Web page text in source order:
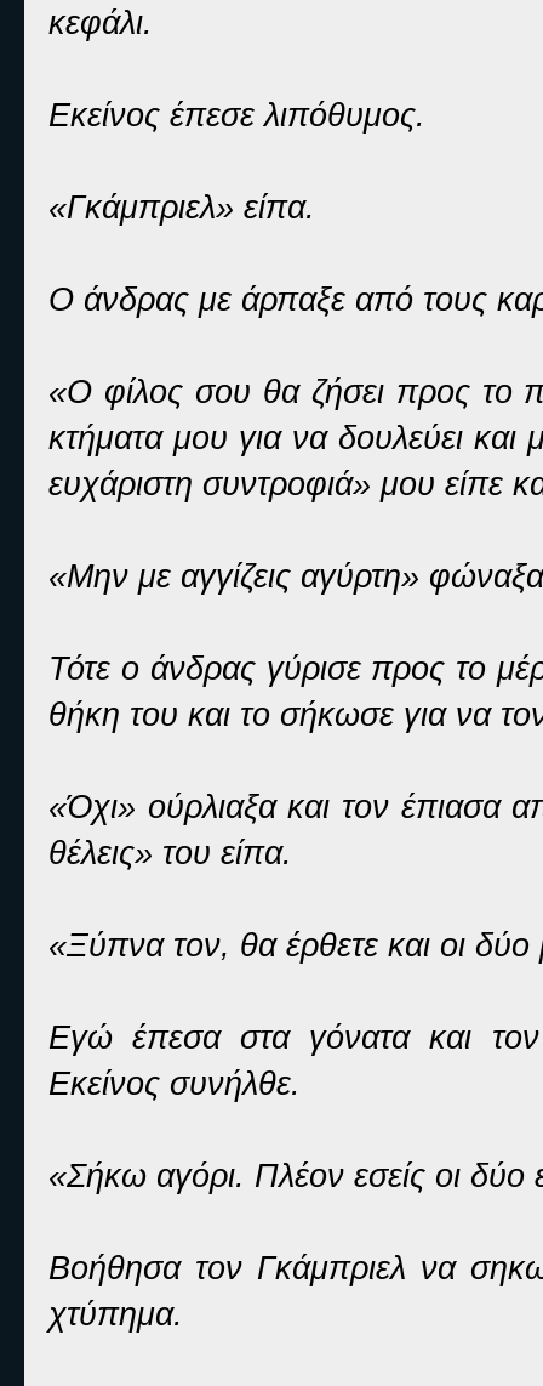
κεφάλι.
Εκείνος έπεσε λιπόθυμος.
«Γκάμπριελ» είπα.
Ο άνδρας με άρπαξε από τους
«Ο φίλος σου θα ζήσει προς το
κτήματα μου για να δουλεύει
ευχάριστη συντροφιά» μου είπε
«Μην με αγγίζεις αγύρτη»
Τότε ο άνδρας γύρισε προς το
θήκη του και το σήκωσε για να
«Όχι» ούρλιαξα και τον
θέλεις» του είπα.
«Ξύπνα τον, θα έρθετε και οι δύο
Εγώ έπεσα στα γόνατα και
Εκείνος συνήλθε.
«Σήκω αγόρι. Πλέον εσείς οι δύο
Βοήθησα τον Γκάμπριελ να
χτύπημα.